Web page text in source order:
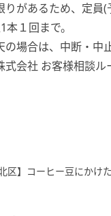
があるため、定員(
１回まで。
場合は、中断・中
式会社 お客様相談
北区】コーヒー豆にかけ